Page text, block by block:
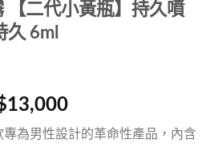
【二代小黃瓶】持久噴
久 6ml
專為男性設計的革命性產品，內含